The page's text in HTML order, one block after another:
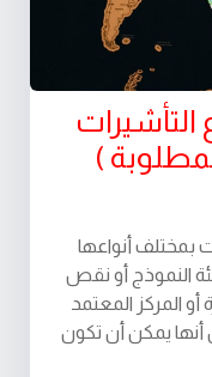
التأشيرات
)
بمختلف أنواعها
النموذج أو نقص
أو المركز المعتمد
أنها يمكن أن تكون